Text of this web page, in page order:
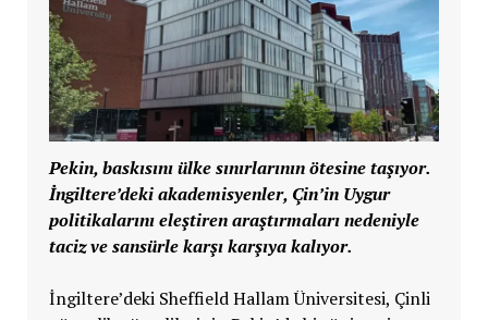
Pekin, baskısını ülke sınırlarının ötesine taşıyor.
İngiltere’deki akademisyenler, Çin’in Uygur
politikalarını eleştiren araştırmaları nedeniyle
taciz ve sansürle karşı karşıya kalıyor.
İngiltere’deki Sheffield Hallam Üniversitesi, Çinli